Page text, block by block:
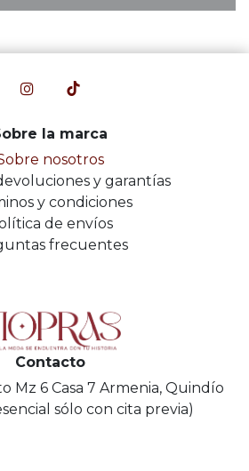
la marca
nosotros
y garantías
y condiciones
de envíos
frecuentes
Contacto
Mz 6 Casa 7 Armenia, Quindío
sólo con cita previa)